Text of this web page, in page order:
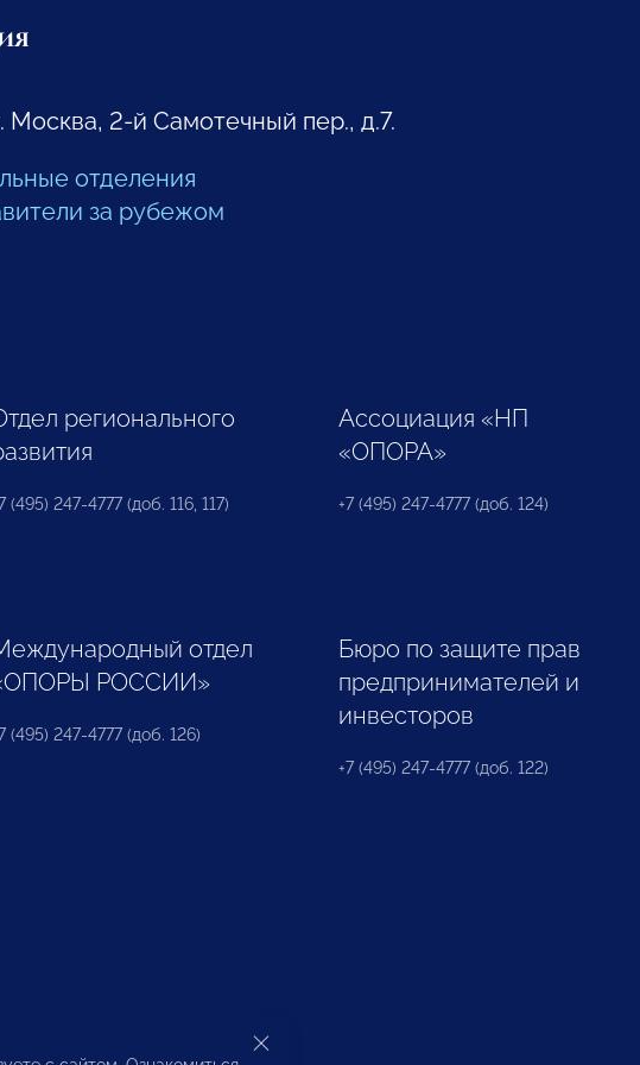
Москва, 2-й Самотечный пер., д.7.
отделения
за рубежом
регионального
(495) 247-4777 (доб. 116, 117)
Ассоциация «НП
«ОПОРА»
+7 (495) 247-4777 (доб. 124)
отдел
РОССИИ»
(495) 247-4777 (доб. 126)
Бюро по защите прав
предпринимателей и
инвесторов
+7 (495) 247-4777 (доб. 122)